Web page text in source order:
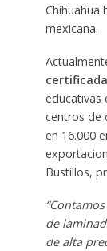
Chihuahua
mexicana.
educativas
centros de
en 16.000
Bustillos,
de
de alta